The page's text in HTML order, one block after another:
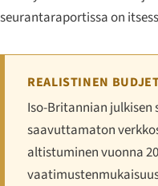
seurantaraportissa on
REALISTINEN
Iso-Britannian
saavuttamaton
altistuminen vuonna